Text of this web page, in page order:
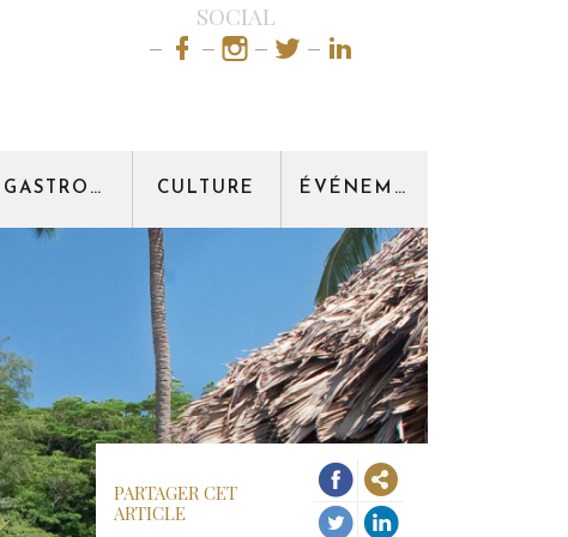
SOCIAL
GASTRONOMIE CULTURE ÉVÉNEMENT
PARTAGER CET
ARTICLE